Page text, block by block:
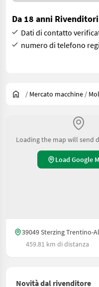
Da 18 anni
Dati di contatto
numero di telefono
/ Mercato macchine /
Loading the map will send
Load Google
39049 Sterzing Trentino-
459.81 km di distanza
Novità dal rivenditore